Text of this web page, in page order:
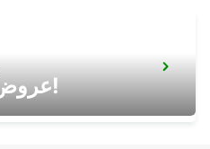
عروض الصيف في تحرك!